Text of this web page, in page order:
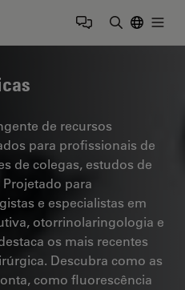
de recursos
para profissionais de
de colegas, estudos de
para
e especialistas em
otorrinolaringologia e
os mais recentes
Descubra como as
como fluorescência